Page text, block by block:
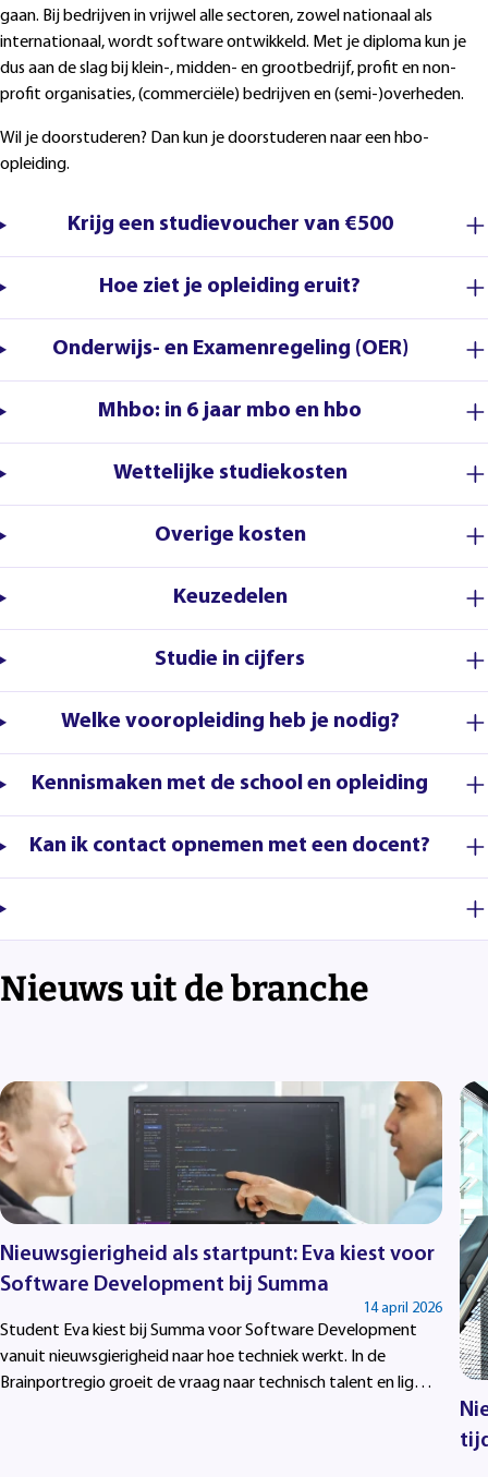
gaan. Bij bedrijven in vrijwel alle sectoren, zowel nationaal als
internationaal, wordt software ontwikkeld. Met je diploma kun je
dus aan de slag bij klein-, midden- en grootbedrijf, profit en non-
profit organisaties, (commerciële) bedrijven en (semi-)overheden.
Wil je doorstuderen? Dan kun je doorstuderen naar een hbo-
opleiding.
Krijg een studievoucher van €500
Hoe ziet je opleiding eruit?
Onderwijs- en Examenregeling (OER)
Mhbo: in 6 jaar mbo en hbo
Wettelijke studiekosten
Overige kosten
Keuzedelen
Studie in cijfers
Welke vooropleiding heb je nodig?
Kennismaken met de school en opleiding
Kan ik contact opnemen met een docent?
Nieuws uit de branche
Nieuwsgierigheid als startpunt: Eva kiest voor
Software Development bij Summa
14 april 2026
Student Eva kiest bij Summa voor Software Development
vanuit nieuwsgierigheid naar hoe techniek werkt. In de
Brainportregio groeit de vraag naar technisch talent en liggen